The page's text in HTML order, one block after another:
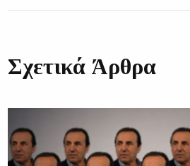
Σχετικά Άρθρα